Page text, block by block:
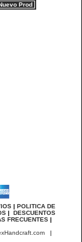
Prod
| POLITICA DE
| DESCUENTOS
FRECUENTES |
|